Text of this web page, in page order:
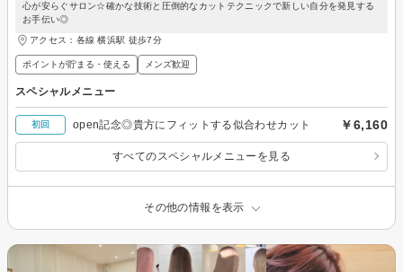
心が安らぐサロン☆確かな技術と圧倒的なカットテクニックで新しい自分を発見する
お手伝い◎
アクセス：各線 横浜駅 徒歩7分
ポイントが貯まる・使える メンズ歓迎
スペシャルメニュー
初回 open記念◎貴方にフィットする似合わせカット ￥6,160
すべてのスペシャルメニューを見る
その他の情報を表示